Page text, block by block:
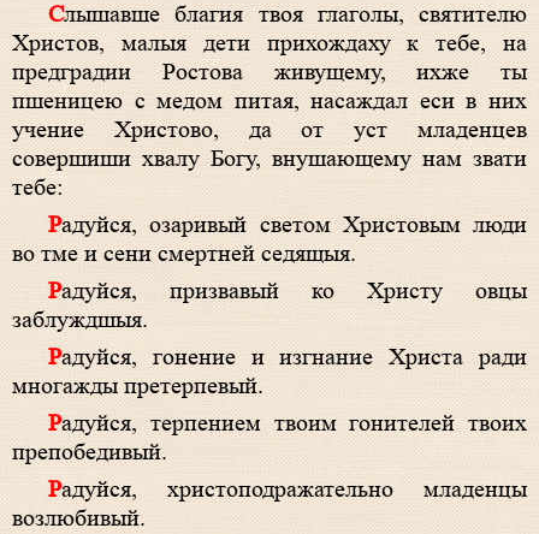
Слышавше благия твоя глаголы, святителю
Христов, малыя дети прихождаху к тебе, на
предградии Ростова живущему, ихже ты
пшеницею с медом питая, насаждал еси в них
учение Христово, да от уст младенцев
совершиши хвалу Богу, внушающему нам звати
тебе:
Радуйся, озаривый светом Христовым люди
во тме и сени смертней седящыя.
Радуйся, призвавый ко Христу овцы
заблуждшыя.
Радуйся, гонение и изгнание Христа ради
многажды претерпевый.
Радуйся, терпением твоим гонителей твоих
препобедивый.
Радуйся, христоподражательно младенцы
возлюбивый.